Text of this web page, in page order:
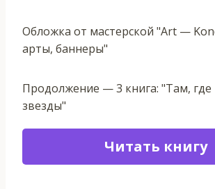
Обложка от мастерской "Art —
арты, баннеры"
Продолжение — 3 книга: "Там,
звезды"
Читать книгу